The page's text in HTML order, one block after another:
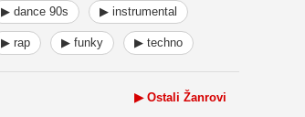
▶ dance 90s ▶ instrumental
▶ rap ▶ funky ▶ techno
▶ Ostali Žanrovi